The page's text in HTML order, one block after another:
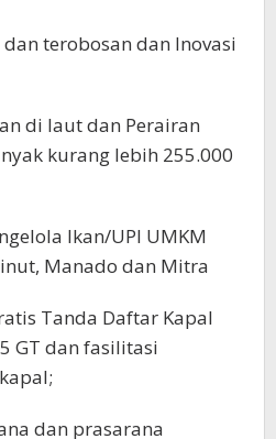
terobosan dan Inovasi
di laut dan Perairan
kurang lebih 255.000
Ikan/UPI UMKM
Manado dan Mitra
Tanda Daftar Kapal
GT dan fasilitasi
dan prasarana